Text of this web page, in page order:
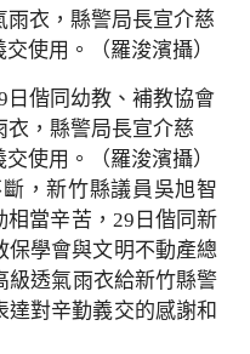
日偕同幼教、補教協會
衣，縣警局長宣介慈
使用。（羅浚濱攝）
，新竹縣議員吳旭智
當辛苦，29日偕同新
保學會與文明不動產總
級透氣雨衣給新竹縣警
對辛勤義交的感謝和